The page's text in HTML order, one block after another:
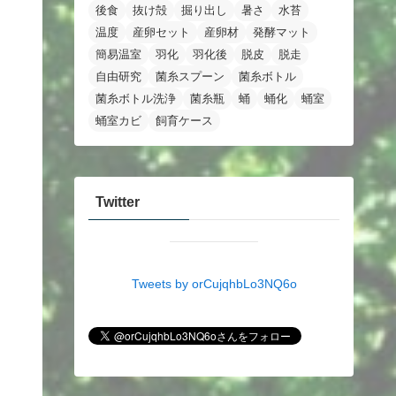
後食 抜け殻 掘り出し 暑さ
水苔
温度
産卵セット 産卵材
発酵マット
簡易温室
羽化 羽化後 脱皮
脱走
自由研究
菌糸スプーン
菌糸ボトル
菌糸ボトル洗浄
菌糸瓶 蛹 蛹化
蛹室
蛹室カビ
飼育ケース
Twitter
Tweets by orCujqhbLo3NQ6o